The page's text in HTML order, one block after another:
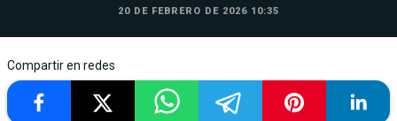
20 DE FEBRERO DE 2026 10:35
Compartir en redes